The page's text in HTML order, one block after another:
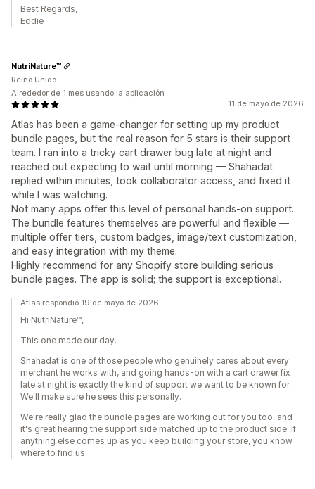
Best Regards,
Eddie
11 de mayo de 2026
Atlas has been a game-changer for setting up my product
bundle pages, but the real reason for 5 stars is their support
team. I ran into a tricky cart drawer bug late at night and
reached out expecting to wait until morning — Shahadat
replied within minutes, took collaborator access, and fixed it
while I was watching.
Not many apps offer this level of personal hands-on support.
The bundle features themselves are powerful and flexible —
multiple offer tiers, custom badges, image/text customization,
and easy integration with my theme.
Highly recommend for any Shopify store building serious
bundle pages. The app is solid; the support is exceptional.
NutriNature™
Reino Unido
Alrededor de 1 mes usando la aplicación
Atlas respondió 19 de mayo de 2026
Hi NutriNature™,
This one made our day.
Shahadat is one of those people who genuinely cares about every
merchant he works with, and going hands-on with a cart drawer fix
late at night is exactly the kind of support we want to be known for.
We'll make sure he sees this personally.
We're really glad the bundle pages are working out for you too, and
it's great hearing the support side matched up to the product side. If
anything else comes up as you keep building your store, you know
where to find us.